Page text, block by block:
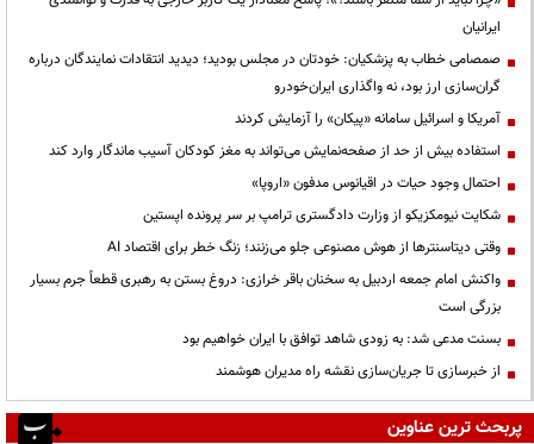
ایرانیان
صمصامی خطاب به پزشکیان: خودتان در مجلس بودید؛ دیدید انتقادات نمایندگان درباره
گران‌سازی ارز بود، نه واگذاری ایران‌خودرو
آمریکا و اسرائیل سامانه «پیکان» را آزمایش کردند
استفاده بیش از حد از صفحه‌نمایش می‌تواند به مغز کودکان آسیب ماندگار وارد کند
احتمال وجود حیات در اقیانوس مدفون «اروپا»
شکایت نیومکزیکو از وزارت دادگستری ترامپ بر سر پرونده اپستین
وقتی دیتاسنترها از هوش مصنوعی جلو می‌زنند؛ زنگ خطر برای اقتصاد AI
واکنش امام جمعه اردبیل به سخنان باقر خرازی: دروغ بستن به رهبری قطعاً جرم بسیار
بزرگی است
بسنت مدعی شد: به زودی شاهد توافق با ایران خواهیم بود
از خبرسازی تا جریان‌سازی نقشه راه مدیران هوشمند
پربحث ترین عناوین